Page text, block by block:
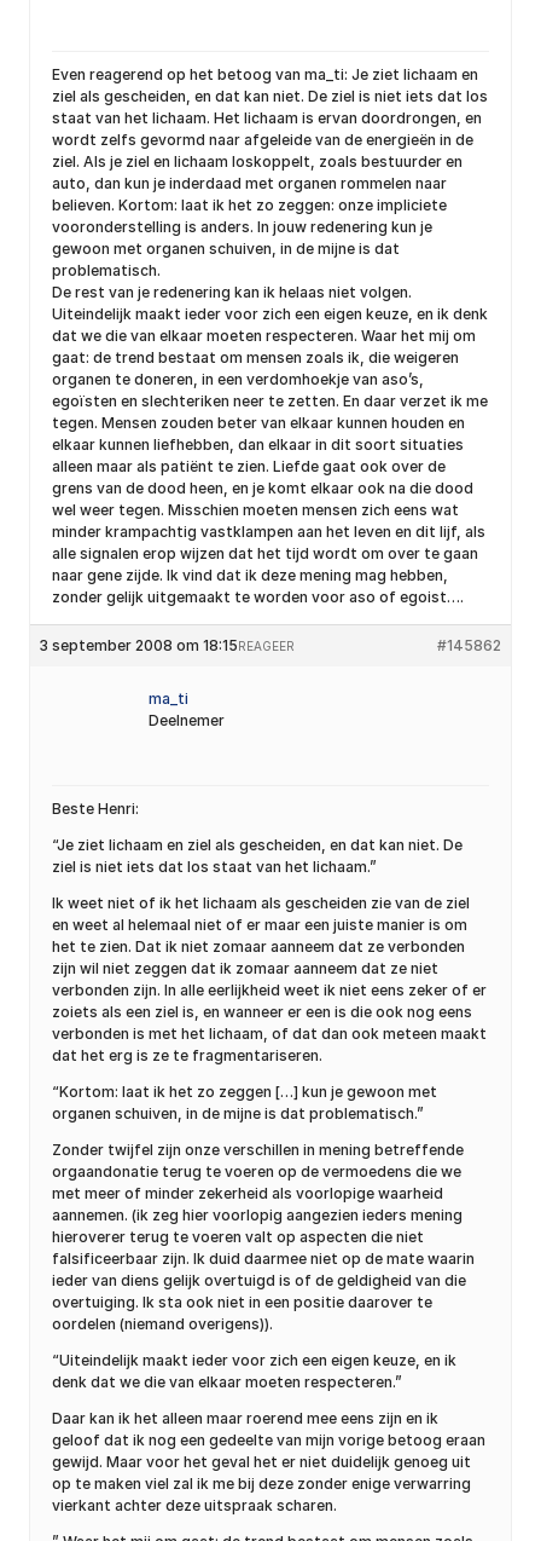
Even reagerend op het betoog van ma_ti: Je ziet lichaam en
ziel als gescheiden, en dat kan niet. De ziel is niet iets dat los
staat van het lichaam. Het lichaam is ervan doordrongen, en
wordt zelfs gevormd naar afgeleide van de energieën in de
ziel. Als je ziel en lichaam loskoppelt, zoals bestuurder en
auto, dan kun je inderdaad met organen rommelen naar
believen. Kortom: laat ik het zo zeggen: onze impliciete
vooronderstelling is anders. In jouw redenering kun je
gewoon met organen schuiven, in de mijne is dat
problematisch.
De rest van je redenering kan ik helaas niet volgen.
Uiteindelijk maakt ieder voor zich een eigen keuze, en ik denk
dat we die van elkaar moeten respecteren. Waar het mij om
gaat: de trend bestaat om mensen zoals ik, die weigeren
organen te doneren, in een verdomhoekje van aso’s,
egoïsten en slechteriken neer te zetten. En daar verzet ik me
tegen. Mensen zouden beter van elkaar kunnen houden en
elkaar kunnen liefhebben, dan elkaar in dit soort situaties
alleen maar als patiënt te zien. Liefde gaat ook over de
grens van de dood heen, en je komt elkaar ook na die dood
wel weer tegen. Misschien moeten mensen zich eens wat
minder krampachtig vastklampen aan het leven en dit lijf, als
alle signalen erop wijzen dat het tijd wordt om over te gaan
naar gene zijde. Ik vind dat ik deze mening mag hebben,
zonder gelijk uitgemaakt te worden voor aso of egoist….
3 september 2008 om 18:15 #145862
REAGEER
ma_ti
Deelnemer
Beste Henri:
“Je ziet lichaam en ziel als gescheiden, en dat kan niet. De
ziel is niet iets dat los staat van het lichaam.”
Ik weet niet of ik het lichaam als gescheiden zie van de ziel
en weet al helemaal niet of er maar een juiste manier is om
het te zien. Dat ik niet zomaar aanneem dat ze verbonden
zijn wil niet zeggen dat ik zomaar aanneem dat ze niet
verbonden zijn. In alle eerlijkheid weet ik niet eens zeker of er
zoiets als een ziel is, en wanneer er een is die ook nog eens
verbonden is met het lichaam, of dat dan ook meteen maakt
dat het erg is ze te fragmentariseren.
“Kortom: laat ik het zo zeggen […] kun je gewoon met
organen schuiven, in de mijne is dat problematisch.”
Zonder twijfel zijn onze verschillen in mening betreffende
orgaandonatie terug te voeren op de vermoedens die we
met meer of minder zekerheid als voorlopige waarheid
aannemen. (ik zeg hier voorlopig aangezien ieders mening
hieroverer terug te voeren valt op aspecten die niet
falsificeerbaar zijn. Ik duid daarmee niet op de mate waarin
ieder van diens gelijk overtuigd is of de geldigheid van die
overtuiging. Ik sta ook niet in een positie daarover te
oordelen (niemand overigens)).
“Uiteindelijk maakt ieder voor zich een eigen keuze, en ik
denk dat we die van elkaar moeten respecteren.”
Daar kan ik het alleen maar roerend mee eens zijn en ik
geloof dat ik nog een gedeelte van mijn vorige betoog eraan
gewijd. Maar voor het geval het er niet duidelijk genoeg uit
op te maken viel zal ik me bij deze zonder enige verwarring
vierkant achter deze uitspraak scharen.